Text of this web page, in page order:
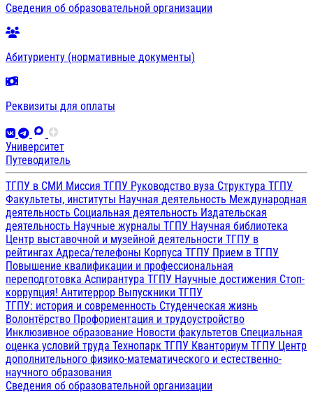
Сведения об образовательной организации
Абитуриенту (нормативные документы)
Реквизиты для оплаты
Университет
Путеводитель
ТГПУ в СМИ Миссия ТГПУ Руководство вуза Структура ТГПУ
Факультеты, институты Научная деятельность Международная
деятельность Социальная деятельность Издательская
деятельность Научные журналы ТГПУ Научная библиотека
Центр выставочной и музейной деятельности ТГПУ в
рейтингах Адреса/телефоны Корпуса ТГПУ Прием в ТГПУ
Повышение квалификации и профессиональная
переподготовка Аспирантура ТГПУ Научные достижения Стоп-
коррупция! Антитеррор Выпускники ТГПУ
ТГПУ: история и современность Студенческая жизнь
Волонтёрство Профориентация и трудоустройство
Инклюзивное образование Новости факультетов Специальная
оценка условий труда Технопарк ТГПУ Кванториум ТГПУ Центр
дополнительного физико-математического и естественно-
научного образования
Сведения об образовательной организации